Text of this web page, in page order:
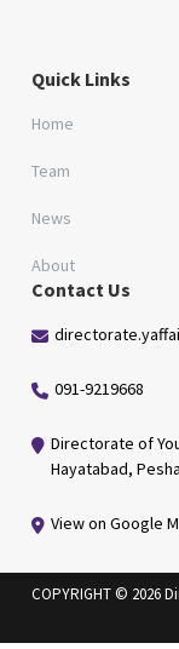
Quick Links
Home
Team
News
About
Contact Us
091-9219668
Directorate of
Hayatabad,
View on Google
COPYRIGHT © 2026